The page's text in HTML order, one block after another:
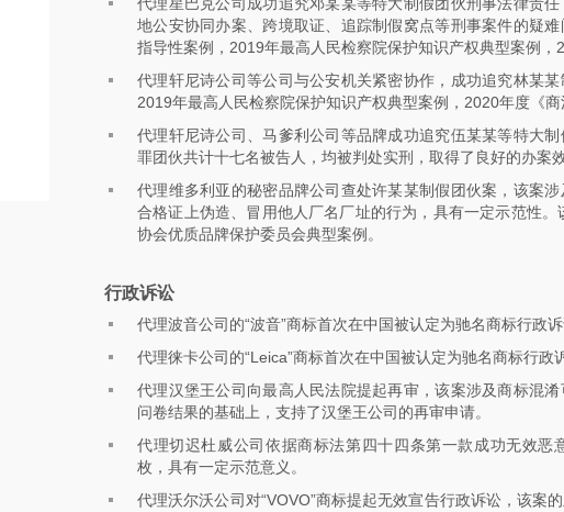
地公安协同办案、跨境取证、追踪制假窝点等刑事案件的疑
指导性案例，2019年最高人民检察院保护知识产权典型案例，
代理轩尼诗公司等公司与公安机关紧密协作，成功追究林某
2019年最高人民检察院保护知识产权典型案例，2020年度《商
代理轩尼诗公司、马爹利公司等品牌成功追究伍某某等特大
罪团伙共计十七名被告人，均被判处实刑，取得了良好的办案效
代理维多利亚的秘密品牌公司查处许某某制假团伙案，该案
合格证上伪造、冒用他人厂名厂址的行为，具有一定示范性
协会优质品牌保护委员会典型案例。
行政诉讼
代理波音公司的“波音”商标首次在中国被认定为驰名商标行政诉
代理徕卡公司的“Leica”商标首次在中国被认定为驰名商标行政
代理汉堡王公司向最高人民法院提起再审，该案涉及商标混
问卷结果的基础上，支持了汉堡王公司的再审申请。
代理切迟杜威公司依据商标法第四十四条第一款成功无效恶
枚，具有一定示范意义。
代理沃尔沃公司对“VOVO”商标提起无效宣告行政诉讼，该案